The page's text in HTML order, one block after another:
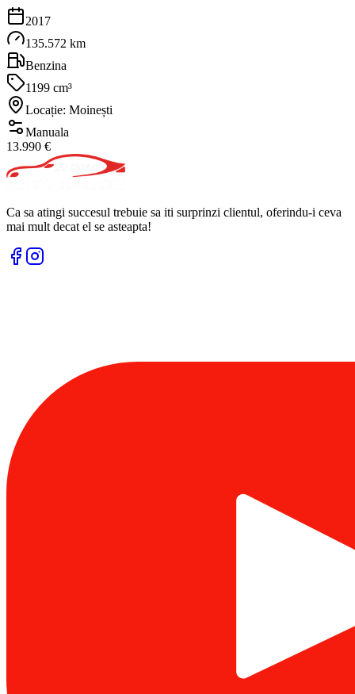
2017
135.572 km
Benzina
1199 cm³
Locație: Moinești
Manuala
13.990 €
Ca sa atingi succesul trebuie sa iti surprinzi clientul, oferindu-i ceva
mai mult decat el se asteapta!